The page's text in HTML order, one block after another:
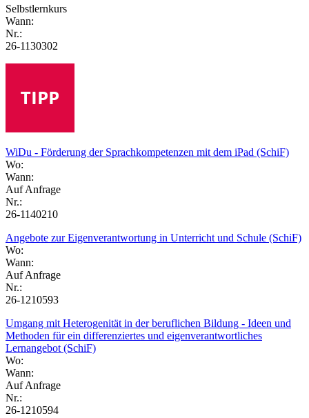
Selbstlernkurs
Wann:
Nr.:
26-1130302
WiDu - Förderung der Sprachkompetenzen mit dem iPad (SchiF)
Wo:
Wann:
Auf Anfrage
Nr.:
26-1140210
Angebote zur Eigenverantwortung in Unterricht und Schule (SchiF)
Wo:
Wann:
Auf Anfrage
Nr.:
26-1210593
Umgang mit Heterogenität in der beruflichen Bildung - Ideen und
Methoden für ein differenziertes und eigenverantwortliches
Lernangebot (SchiF)
Wo:
Wann:
Auf Anfrage
Nr.:
26-1210594